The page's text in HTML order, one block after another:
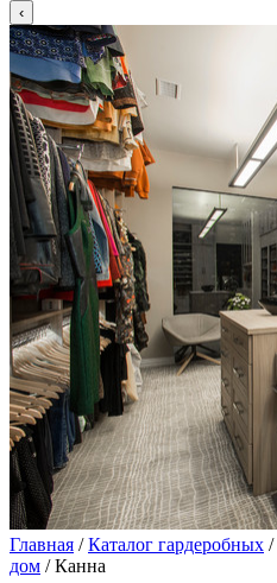
Главная /Каталог гардеробных /
дом / Канна